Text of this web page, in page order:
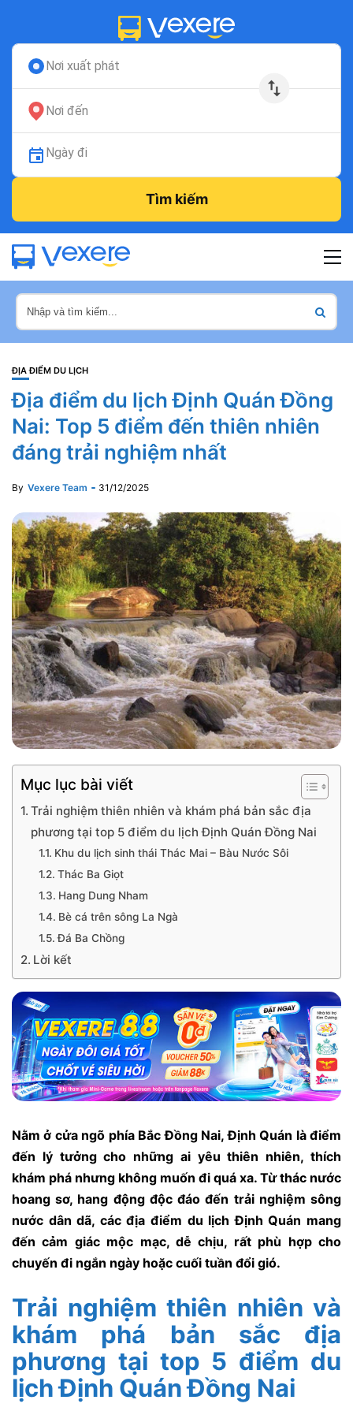
Nơi xuất phát
Nơi đến
Ngày đi
Tìm kiếm
ĐỊA ĐIỂM DU LỊCH
Địa điểm du lịch Định Quán Đồng
Nai: Top 5 điểm đến thiên nhiên
đáng trải nghiệm nhất
By Vexere Team 31/12/2025
Mục lục bài viết
Trải nghiệm thiên nhiên và khám phá bản sắc địa
phương tại top 5 điểm du lịch Định Quán Đồng Nai
Khu du lịch sinh thái Thác Mai – Bàu Nước Sôi
Thác Ba Giọt
Hang Dung Nham
Bè cá trên sông La Ngà
Đá Ba Chồng
Lời kết
Nằm ở cửa ngõ phía Bắc Đồng Nai, Định Quán là điểm
đến lý tưởng cho những ai yêu thiên nhiên, thích
khám phá nhưng không muốn đi quá xa. Từ thác nước
hoang sơ, hang động độc đáo đến trải nghiệm sông
nước dân dã, các địa điểm du lịch Định Quán mang
đến cảm giác mộc mạc, dễ chịu, rất phù hợp cho
chuyến đi ngắn ngày hoặc cuối tuần đổi gió.
Trải nghiệm thiên nhiên và
khám phá bản sắc địa
phương tại top 5 điểm du
lịch Định Quán Đồng Nai